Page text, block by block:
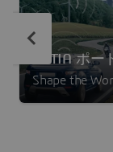
CATIA ポー
Shape the